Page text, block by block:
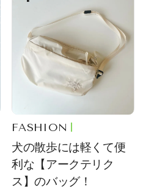
FASHION
犬の散歩には軽くて便
利な【アークテリク
ス】のバッグ！